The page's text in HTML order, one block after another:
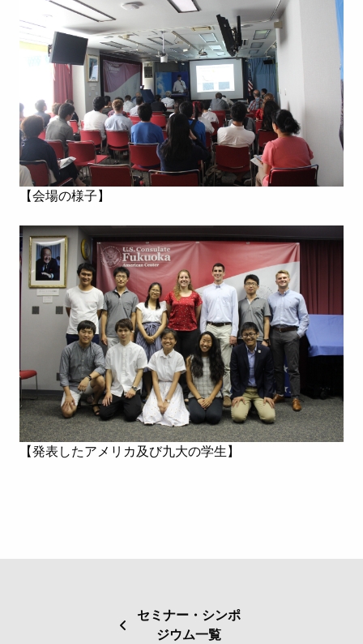
【会場の様子】
【発表したアメリカ及び九大の学生】
セミナー・シンポ
ジウム一覧